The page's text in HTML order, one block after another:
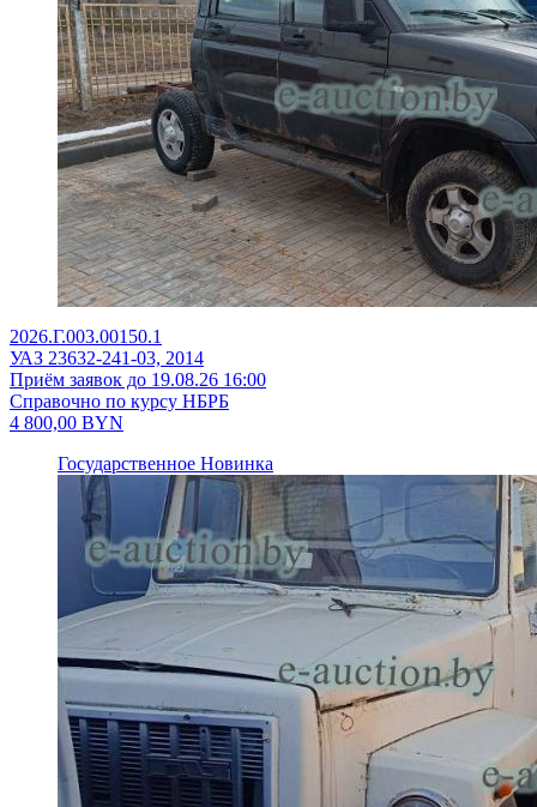
2026.Г.003.00150.1
УАЗ 23632-241-03, 2014
Приём заявок до 19.08.26 16:00
Справочно по курсу НБРБ
4 800,00 BYN
Государственное Новинка